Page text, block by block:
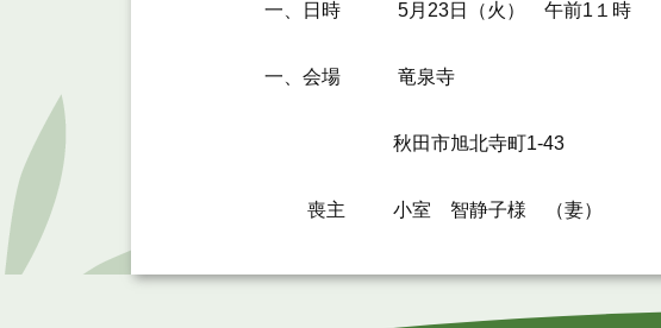
一、日時 5月23日（火） 午前1１時
一、会場 竜泉寺
秋田市旭北寺町1-43
喪主 小室 智静子様 （妻）